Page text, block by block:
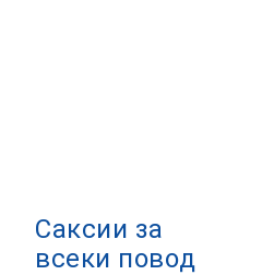
Саксии за
всеки повод